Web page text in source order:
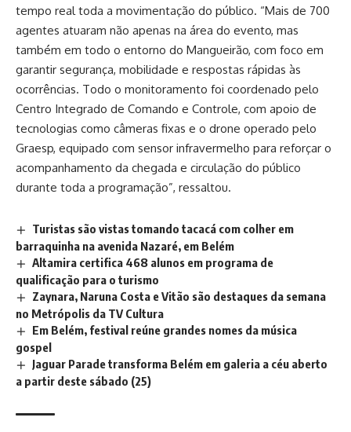
tempo real toda a movimentação do público. “Mais de 700
agentes atuaram não apenas na área do evento, mas
também em todo o entorno do Mangueirão, com foco em
garantir segurança, mobilidade e respostas rápidas às
ocorrências. Todo o monitoramento foi coordenado pelo
Centro Integrado de Comando e Controle, com apoio de
tecnologias como câmeras fixas e o drone operado pelo
Graesp, equipado com sensor infravermelho para reforçar o
acompanhamento da chegada e circulação do público
durante toda a programação”, ressaltou.
Turistas são vistas tomando tacacá com colher em
barraquinha na avenida Nazaré, em Belém
Altamira certifica 468 alunos em programa de
qualificação para o turismo
Zaynara, Naruna Costa e Vitão são destaques da semana
no Metrópolis da TV Cultura
Em Belém, festival reúne grandes nomes da música
gospel
Jaguar Parade transforma Belém em galeria a céu aberto
a partir deste sábado (25)